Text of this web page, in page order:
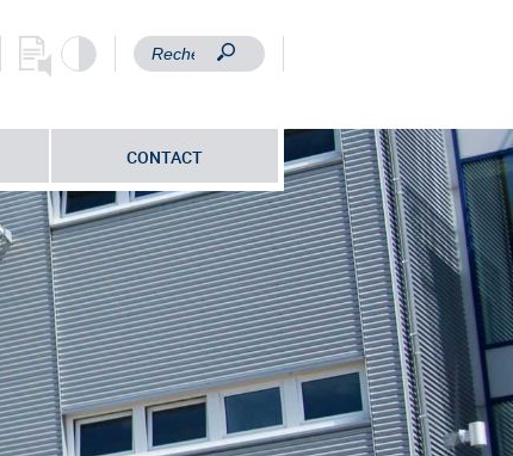
CONTACT